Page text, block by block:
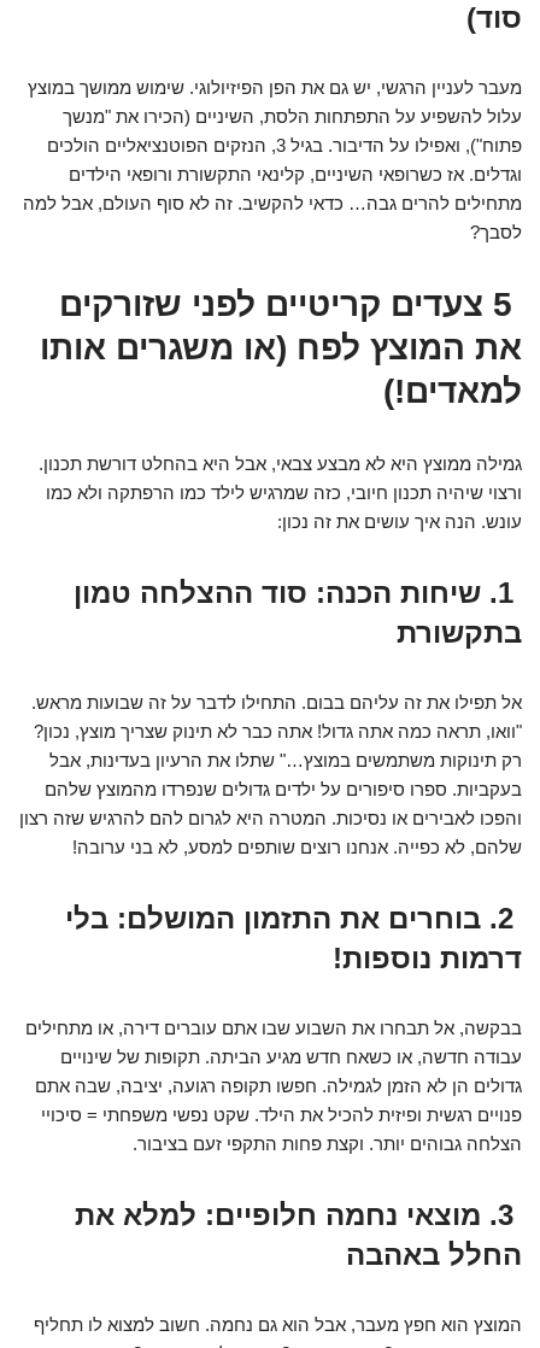
סוד)
מעבר לעניין הרגשי, יש גם את הפן הפיזיולוגי. שימוש ממושך במוצץ
עלול להשפיע על התפתחות הלסת, השיניים (הכירו את "מנשך
פתוח"), ואפילו על הדיבור. בגיל 3, הנזקים הפוטנציאליים הולכים
וגדלים. אז כשרופאי השיניים, קלינאי התקשורת ורופאי הילדים
מתחילים להרים גבה… כדאי להקשיב. זה לא סוף העולם, אבל למה
לסבך?
5 צעדים קריטיים לפני שזורקים
את המוצץ לפח (או משגרים אותו
למאדים!)
גמילה ממוצץ היא לא מבצע צבאי, אבל היא בהחלט דורשת תכנון.
ורצוי שיהיה תכנון חיובי, כזה שמרגיש לילד כמו הרפתקה ולא כמו
עונש. הנה איך עושים את זה נכון:
1. שיחות הכנה: סוד ההצלחה טמון
בתקשורת
אל תפילו את זה עליהם בבום. התחילו לדבר על זה שבועות מראש.
"וואו, תראה כמה אתה גדול! אתה כבר לא תינוק שצריך מוצץ, נכון?
רק תינוקות משתמשים במוצץ…" שתלו את הרעיון בעדינות, אבל
בעקביות. ספרו סיפורים על ילדים גדולים שנפרדו מהמוצץ שלהם
והפכו לאבירים או נסיכות. המטרה היא לגרום להם להרגיש שזה רצון
שלהם, לא כפייה. אנחנו רוצים שותפים למסע, לא בני ערובה!
2. בוחרים את התזמון המושלם: בלי
דרמות נוספות!
בבקשה, אל תבחרו את השבוע שבו אתם עוברים דירה, או מתחילים
עבודה חדשה, או כשאח חדש מגיע הביתה. תקופות של שינויים
גדולים הן לא הזמן לגמילה. חפשו תקופה רגועה, יציבה, שבה אתם
פנויים רגשית ופיזית להכיל את הילד. שקט נפשי משפחתי = סיכויי
הצלחה גבוהים יותר. וקצת פחות התקפי זעם בציבור.
3. מוצאי נחמה חלופיים: למלא את
החלל באהבה
המוצץ הוא חפץ מעבר, אבל הוא גם נחמה. חשוב למצוא לו תחליף